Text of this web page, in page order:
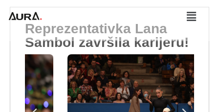
Reprezentativka Lana
Sambol završila karijeru!